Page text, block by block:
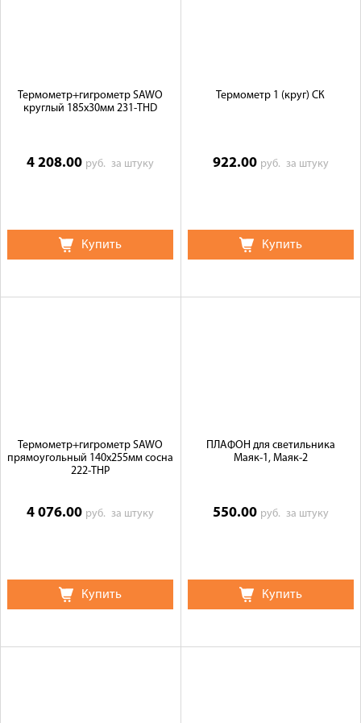
Термометр+гигрометр SAWO
круглый 185х30мм 231-ТНD
4 208.00 руб.за штуку
Купить
Термометр 1 (круг) СК
922.00 руб. за штуку
Купить
Термометр+гигрометр SAWO
прямоугольный 140х255мм сосна
222-ТНP
4 076.00 руб.за штуку
Купить
ПЛАФОН для светильника
Маяк-1, Маяк-2
550.00 руб. за штуку
Купить